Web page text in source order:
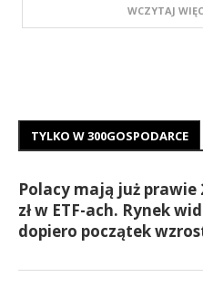
WCZYTAJ
TYLKO W 300GOSPODARCE
Polacy mają już prawie
zł w ETF-ach. Rynek
dopiero początek